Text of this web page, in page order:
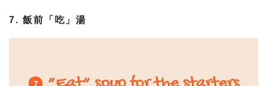
7. 飯前「吃」湯